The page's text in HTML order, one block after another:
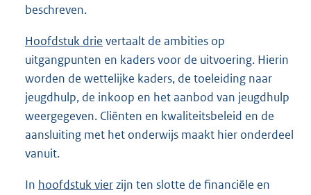
beschreven.
Hoofdstuk drie vertaalt de ambities op
uitgangpunten en kaders voor de uitvoering. Hierin
worden de wettelijke kaders, de toeleiding naar
jeugdhulp, de inkoop en het aanbod van jeugdhulp
weergegeven. Cliënten en kwaliteitsbeleid en de
aansluiting met het onderwijs maakt hier onderdeel
vanuit.
In hoofdstuk vierzijn ten slotte de financiële en